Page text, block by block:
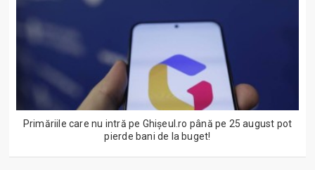
Primăriile care nu intră pe Ghişeul.ro până pe 25 august pot
pierde bani de la buget!